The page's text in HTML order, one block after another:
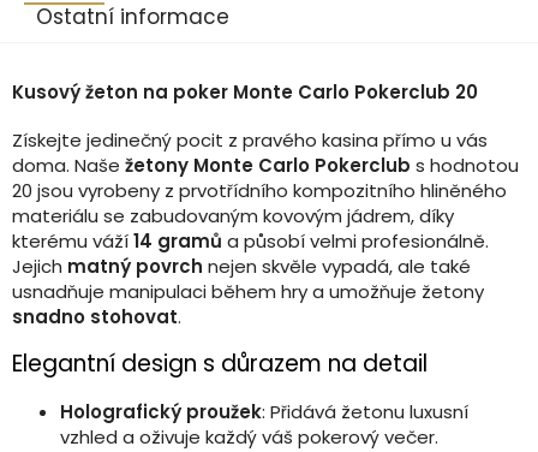
Ostatní informace
Kusový žeton na poker Monte Carlo Pokerclub 20
Získejte jedinečný pocit z pravého kasina přímo u vás
doma. Naše žetony Monte Carlo Pokerclub s hodnotou
20 jsou vyrobeny z prvotřídního kompozitního hliněného
materiálu se zabudovaným kovovým jádrem, díky
kterému váží14 gramů a působí velmi profesionálně.
Jejich matný povrch nejen skvěle vypadá, ale také
usnadňuje manipulaci během hry a umožňuje žetony
snadno stohovat.
Elegantní design s důrazem na detail
Holografický proužek: Přidává žetonu luxusní
vzhled a oživuje každý váš pokerový večer.